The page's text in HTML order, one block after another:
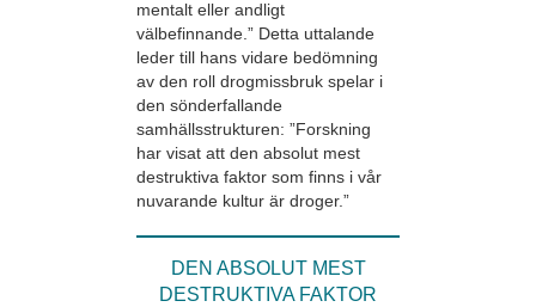
mentalt eller andligt
välbefinnande.” Detta uttalande
leder till hans vidare bedömning
av den roll drogmissbruk spelar i
den sönderfallande
samhällsstrukturen: ”Forskning
har visat att den absolut mest
destruktiva faktor som finns i vår
nuvarande kultur är droger.”
DEN ABSOLUT MEST
DESTRUKTIVA FAKTOR